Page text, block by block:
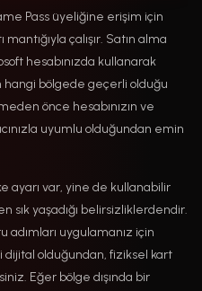
Pass üyeliğine erişim için
çalışır. Satın alma
hesabınızda kullanarak
bölgede geçerli olduğu
önce hesabınızın ve
uyumlu olduğundan emin
ayarı var, yine de kullanabilir
sık yaşadığı belirsizliklerdendir.
uygulamanız için
olduğundan, fiziksel kart
Eğer bölge dışında bir